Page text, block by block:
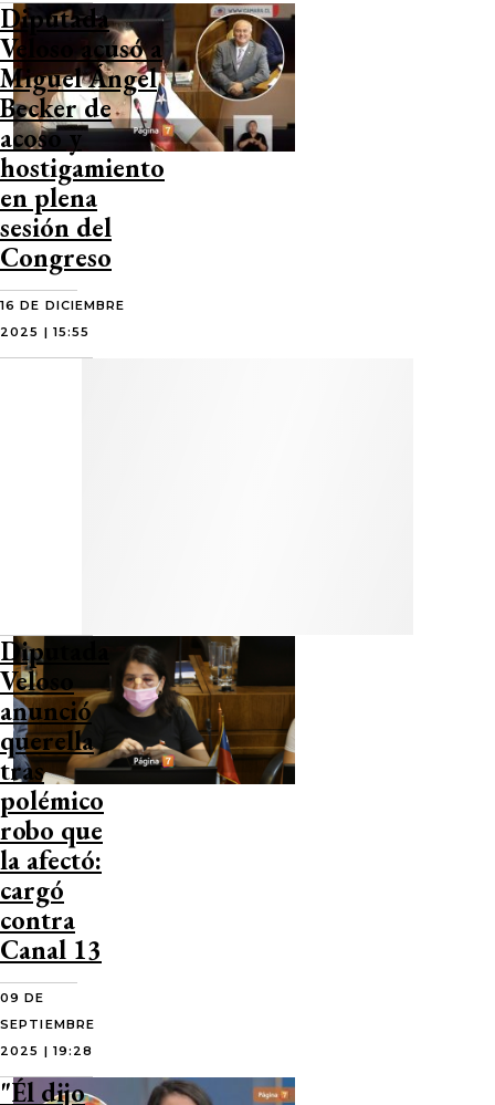
Diputada
Veloso acusó a
Miguel Ángel
Becker de
acoso y
hostigamiento
en plena
sesión del
Congreso
16 DE DICIEMBRE
2025 | 15:55
Diputada
Veloso
anunció
querella
tras
polémico
robo que
la afectó:
cargó
contra
Canal 13
09 DE
SEPTIEMBRE
2025 | 19:28
"Él dijo